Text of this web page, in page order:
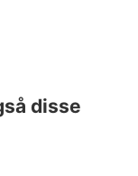
disse